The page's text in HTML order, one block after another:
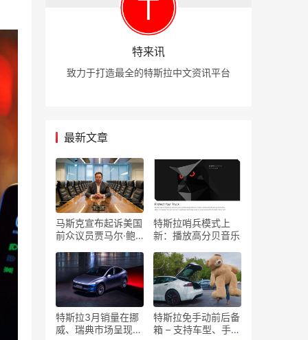
特来讯
致力于打造最全的特斯拉中文资讯平台
最新文章
马斯克宣布起诉美国
前众议员贾马尔·鲍
特斯拉哨兵模式上
新：播放高分贝音乐
特斯拉3月销量在挪
威、瑞典市场呈现复
特斯拉免手动前后备
箱 – 支持车型、手机